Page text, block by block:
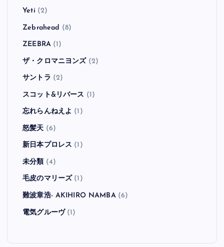
Yeti (2)
Zebrahead (8)
ZEEBRA(1)
ザ・クロマニヨンズ(2)
サントラ (2)
スコット&リバース (1)
忘れらんねえよ (1)
怒髪天 (6)
新日本プロレス (1)
未分類 (4)
毛皮のマリーズ (1)
難波章浩- AKIHIRO NAMBA(6)
電気グルーヴ(1)